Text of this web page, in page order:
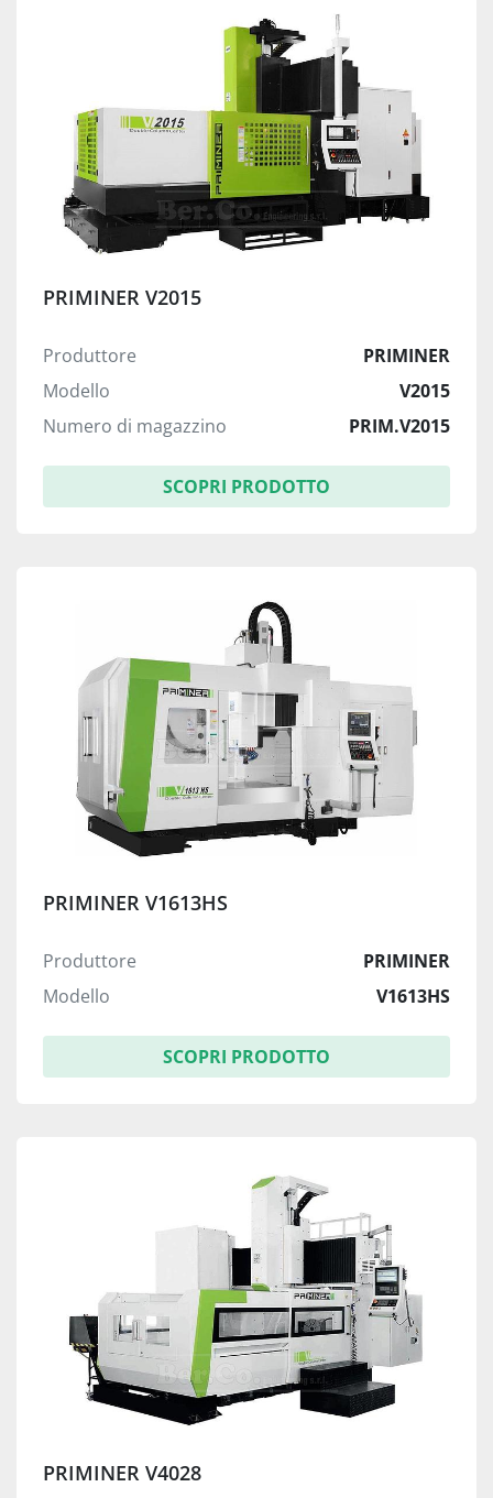
PRIMINER V2015
Produttore
PRIMINER
Modello
V2015
Numero di magazzino
PRIM.V2015
SCOPRI PRODOTTO
PRIMINER V1613HS
Produttore
PRIMINER
Modello
V1613HS
SCOPRI PRODOTTO
PRIMINER V4028